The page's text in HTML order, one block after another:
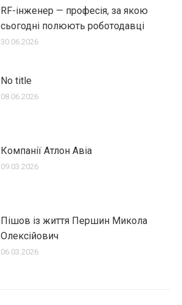
RF-інженер — професія, за якою
сьогодні полюють роботодавці
30.06.2026
No title
08.06.2026
Компанії Атлон Авіа
09.03.2026
Пішов із життя Першин Микола
Олексійович
06.03.2026